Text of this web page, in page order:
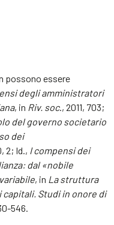
possono essere
degli amministratori
, in Riv. soc., 2011, 703;
del governo societario
dei
2; Id., I compensi dei
dal «nobile
, in La struttura
Studi in onore di
546.